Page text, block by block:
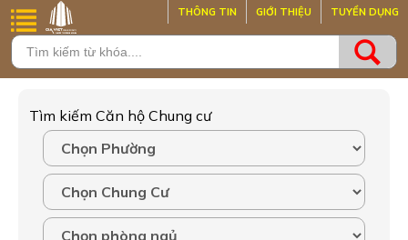
THÔNG TIN GIỚI THIỆU TUYỂN DỤNG
Tìm kiếm Căn hộ Chung cư